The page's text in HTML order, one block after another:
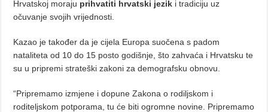
Hrvatskoj moraju prihvatiti hrvatski jezik i tradiciju uz
očuvanje svojih vrijednosti.
Kazao je također da je cijela Europa suočena s padom
nataliteta od 10 do 15 posto godišnje, što zahvaća i Hrvatsku te
su u pripremi strateški zakoni za demografsku obnovu.
“Pripremamo izmjene i dopune Zakona o rodiljskom i
roditeljskom potporama, tu će biti ogromne novine. Pripremamo